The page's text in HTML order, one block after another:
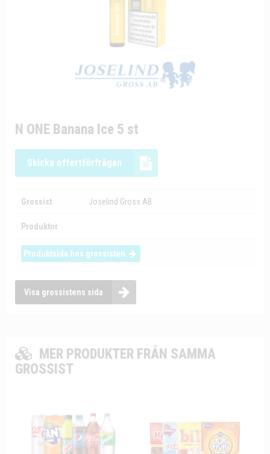
N ONE Banana Ice 5 st
Skicka offertförfrågan
Grossist Joselind Gross AB
Produktnr
Produktsida hos grossisten
Visa grossistens sida
MER PRODUKTER FRÅN SAMMA
GROSSIST